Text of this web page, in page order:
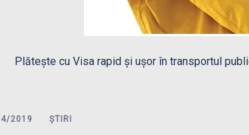
Plătește cu Visa rapid și ușor în transportul
ȘTIRI